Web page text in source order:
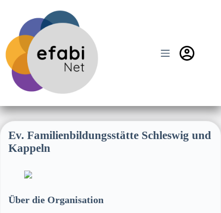
springen
Ev. Familienbildungsstätte Schleswig und
Kappeln
Über die Organisation